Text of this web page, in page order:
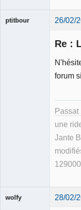
ptitbour 26/02/
Re :
forum
Passat
une
Jante
wolfy 28/02/